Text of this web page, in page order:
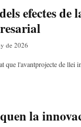
efectes
de 2026
que l'avantprojecte de
la